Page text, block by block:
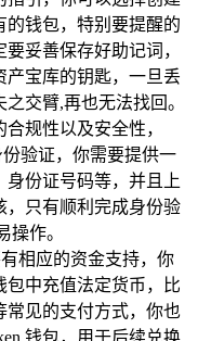
的钱包，特别要提醒的
妥善保存好助记词，
产宝库的钥匙，一旦丢
交臂,再也无法找回。
规性以及安全性，
验证，你需要提供一
份证号码等，并且上
，只有顺利完成身份验
操作。
相应的资金支持，你
包中充值法定货币，比
常见的支付方式，你也
钱包，用于后续兑换